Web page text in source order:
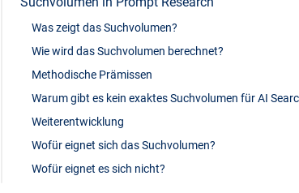
Was zeigt das Suchvolumen?
Wie wird das Suchvolumen berechnet?
Methodische Prämissen
Warum gibt es kein exaktes Suchvolumen für AI
Weiterentwicklung
Wofür eignet sich das Suchvolumen?
Wofür eignet es sich nicht?